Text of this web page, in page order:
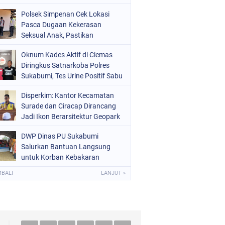
Polsek Simpenan Cek Lokasi
Pasca Dugaan Kekerasan
Seksual Anak, Pastikan
Oknum Kades Aktif di Ciemas
Diringkus Satnarkoba Polres
Sukabumi, Tes Urine Positif Sabu
Disperkim: Kantor Kecamatan
Surade dan Ciracap Dirancang
Jadi Ikon Berarsitektur Geopark
DWP Dinas PU Sukabumi
Salurkan Bantuan Langsung
untuk Korban Kebakaran
LANJUT »